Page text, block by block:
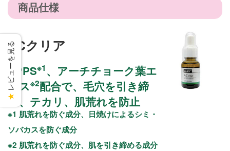
商品仕様
ACクリア
APPS※1 、アーチチョーク葉エ
キス※2配合で、毛穴を引き締
め、テカリ、肌荒れを防止
※1 肌荒れを防ぐ成分、日焼けによるシミ・
ソバカスを防ぐ成分
※2 肌荒れを防ぐ成分、肌を引き締める成分
★
レビューを見る